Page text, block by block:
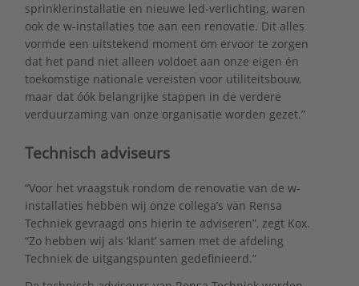
sprinklerinstallatie en nieuwe led-verlichting, waren
ook de w-installaties toe aan een renovatie. Dit alles
vormde een uitstekend moment om ervoor te zorgen
dat het pand niet alleen voldoet aan onze eigen én
toekomstige nationale vereisten voor utiliteitsbouw,
maar dat óók belangrijke stappen in de verdere
verduurzaming van onze organisatie worden gezet.”
Technisch adviseurs
“Voor het vraagstuk rondom de renovatie van de w-
installaties hebben wij onze collega’s van Rensa
Techniek gevraagd ons hierin te adviseren”, zegt Kox.
“Zo hebben wij als ‘klant’ samen met de afdeling
Techniek de uitgangspunten gedefinieerd.”